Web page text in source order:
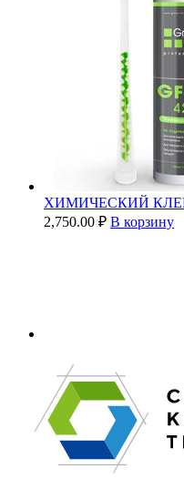
ХИМИЧЕСКИЙ
2,750.00 ₽ В корзину